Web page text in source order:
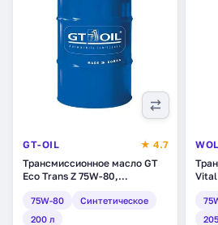
GT-OIL
★ 4.7
Трансмиссионное масло GT
Eco Trans Z 75W-80,
(8809059408773)
75W-80
Синтетическое
200 л
Vital